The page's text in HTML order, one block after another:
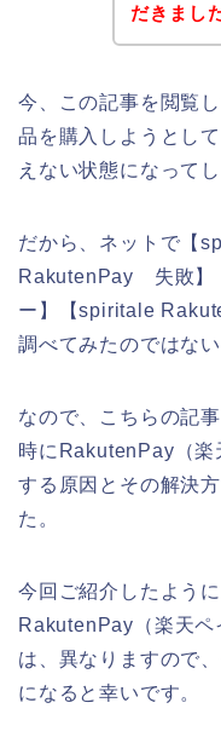
だきまし
今、この記事を閲覧
品を購入しようとし
えない状態になって
だから、ネットで【
RakutenPay 失敗
ー】【spiritale
調べてみたのではな
なので、こちらの記
時にRakutenPay（楽
する原因とその解決
た。
今回ご紹介したよう
RakutenPay（楽天ペ
は、異なりますので
になると幸いです。